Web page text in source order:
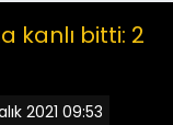
kanlı bitti: 2
2021 09:53